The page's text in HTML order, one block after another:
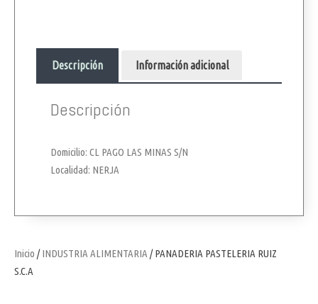
Inicio /INDUSTRIA ALIMENTARIA / PANADERIA PASTELERIA RUIZ
S.C.A
Descripción Información adicional
Descripción
Domicilio: CL PAGO LAS MINAS S/N
Localidad: NERJA